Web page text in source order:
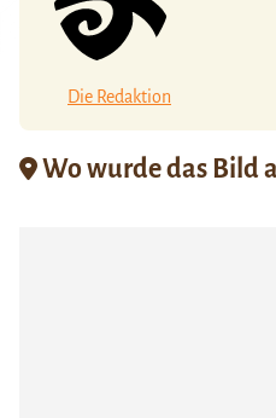
Die Redaktion
Wo wurde das Bild